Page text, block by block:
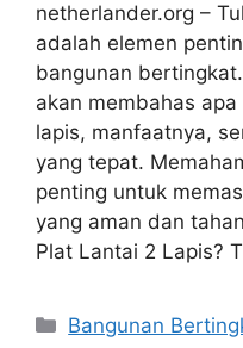
netherlander.org –
adalah elemen
bangunan
akan membahas
lapis, manfaatnya,
yang tepat.
penting untuk
yang aman dan
Plat Lantai 2 Lapis?
Categories
Bangunan